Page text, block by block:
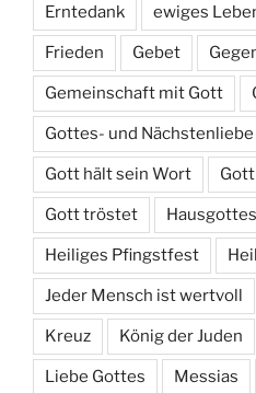
Erntedank ewiges
Frieden Gebet
Gemeinschaft mit Gott
Gottes- und Nächstenliebe
Gott hält sein Wort
Gott tröstet
Heiliges Pfingstfest
Jeder Mensch ist wertvoll
Kreuz König der Juden
Liebe Gottes Messias